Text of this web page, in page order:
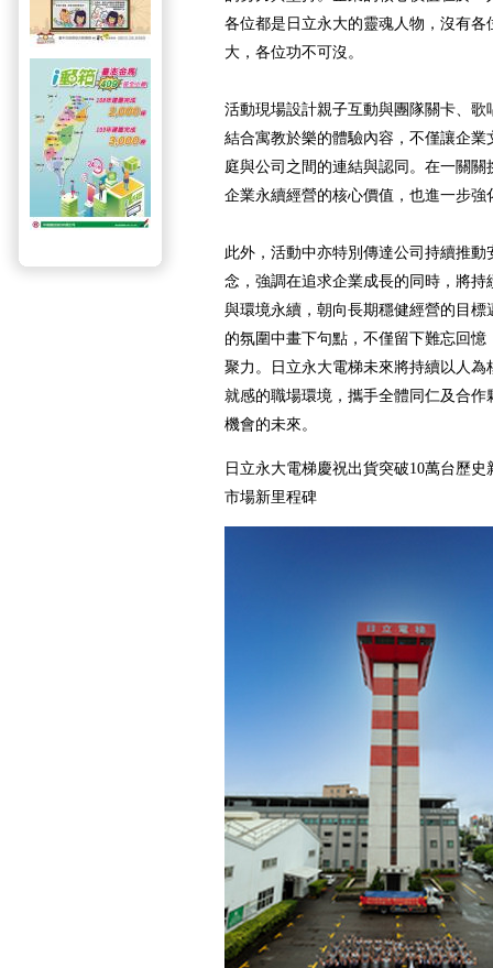
各位都是日立永大的靈魂人物，沒有
大，各位功不可沒。
活動現場設計親子互動與團隊關卡、
結合寓教於樂的體驗內容，不僅讓企
庭與公司之間的連結與認同。在一關
企業永續經營的核心價值，也進一步強
此外，活動中亦特別傳達公司持續推
念，強調在追求企業成長的同時，將
與環境永續，朝向長期穩健經營的目
的氛圍中畫下句點，不僅留下難忘回
聚力。日立永大電梯未來將持續以人
就感的職場環境，攜手全體同仁及合
機會的未來。
日立永大電梯慶祝出貨突破10萬台歷
市場新里程碑